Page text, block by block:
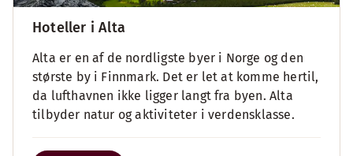
Hoteller i Alta
Alta er en af de nordligste byer i Norge og den
største by i Finnmark. Det er let at komme hertil,
da lufthavnen ikke ligger langt fra byen. Alta
tilbyder natur og aktiviteter i verdensklasse.